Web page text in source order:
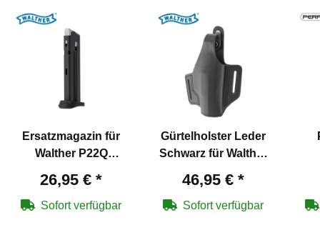
Ersatzmagazin für
Walther P22Q
Pistole 9 mm P.A.K.
26,95 € *
Sofort verfügbar
Gürtelholster Leder
Schwarz für Walther
46,95 € *
Sofort verfügbar